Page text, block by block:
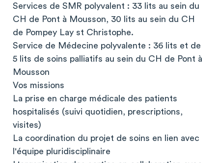
Services de SMR polyvalent : 33 lits au sein du
CH de Pont à Mousson, 30 lits au sein du CH
de Pompey Lay st Christophe.
Service de Médecine polyvalente : 36 lits et de
5 lits de soins palliatifs au sein du CH de Pont à
Mousson
Vos missions
La prise en charge médicale des patients
hospitalisés (suivi quotidien, prescriptions,
visites)
La coordination du projet de soins en lien avec
l'équipe pluridisciplinaire